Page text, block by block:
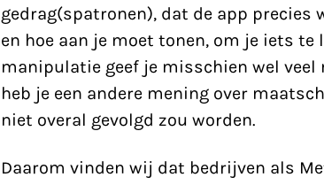
gedrag(spatronen), dat de app precies
en hoe aan je moet tonen, om je iets te
manipulatie geef je misschien wel
heb je een andere mening over
niet overal gevolgd zou worden.
Daarom vinden wij dat bedrijven als